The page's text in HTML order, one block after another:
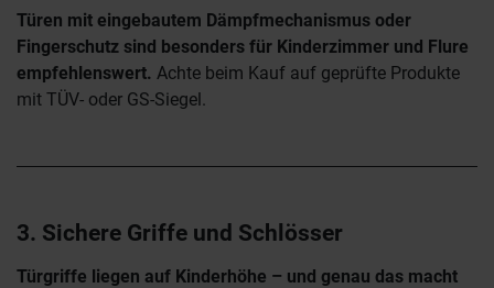
Türen mit eingebautem Dämpfmechanismus oder
Fingerschutz sind besonders für Kinderzimmer und Flure
empfehlenswert. Achte beim Kauf auf geprüfte Produkte
mit TÜV- oder GS-Siegel.
3. Sichere Griffe und Schlösser
Türgriffe liegen auf Kinderhöhe – und genau das macht